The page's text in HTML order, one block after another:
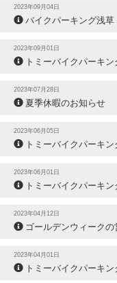
2023年09月04日
バイクパーキング浅草
2023年09月01日
トミーバイクパーキン
2023年07月28日
夏季休暇のお知らせ
2023年06月05日
トミーバイクパーキン
2023年06月01日
トミーバイクパーキ
2023年04月12日
ゴールデンウィークの
2023年04月01日
トミーバイクパーキ